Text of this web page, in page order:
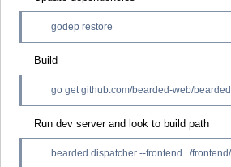
godep restore
Build
go get github.com/bearded-web/bearded
Run dev server and look to build path
bearded dispatcher --frontend ../